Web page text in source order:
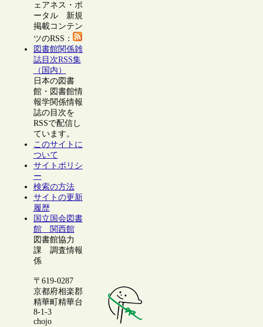
ェアネス・ポ
ータル 新規
掲載コンテン
ツのRSS：
図書館関係雑
誌目次RSS集
（国内）
日本の図書
館・図書館情
報学関係情報
誌の目次を
RSSで配信し
ています。
このサイトに
ついて
サイトポリシ
ー
検索の方法
サイトの更新
履歴
国立国会図書
館 関西館
図書館協力
課 調査情報
係
〒619-0287
京都府相楽郡
精華町精華台
8-1-3
chojo